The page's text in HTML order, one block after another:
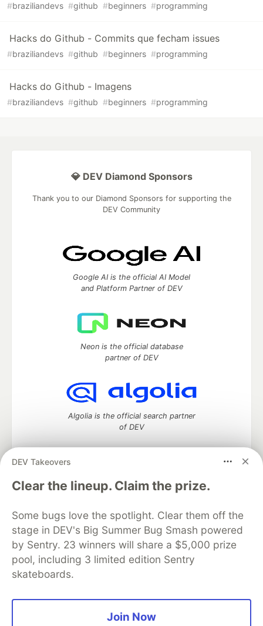
#braziliandevs #github #beginners #programming
Hacks do Github - Commits que fecham issues
#braziliandevs #github #beginners #programming
Hacks do Github - Imagens
#braziliandevs #github #beginners #programming
DEV Takeovers
Clear the lineup. Claim the prize.
Some bugs love the spotlight. Clear them off the
stage in DEV's Big Summer Bug Smash powered
by Sentry. 23 winners will share a $5,000 prize
pool, including 3 limited edition Sentry
skateboards.
Join Now
💎 DEV Diamond Sponsors
Thank you to our Diamond Sponsors for supporting the
DEV Community
Google AI is the official AI Model
and Platform Partner of DEV
Neon is the official database
partner of DEV
Algolia is the official search partner
of DEV
DEV Community— A space to discuss and keep up software
development and manage your software career
DEV Education Tracks
DEV Help
Advertise on DEV
Organization Accounts
DEV Showcase About
Contact
Free Postgres Database
DEV Shop
MLH
Code of Conduct
Privacy Policy
Terms of Use
Built on
Forem — the software that powers
and other inclusive communities.